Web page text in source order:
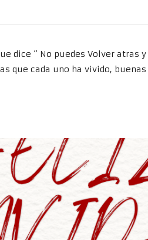
dice “ No puedes Volver
que cada uno ha vivido,